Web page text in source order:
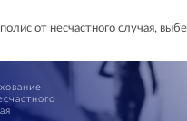
от несчастного случая,